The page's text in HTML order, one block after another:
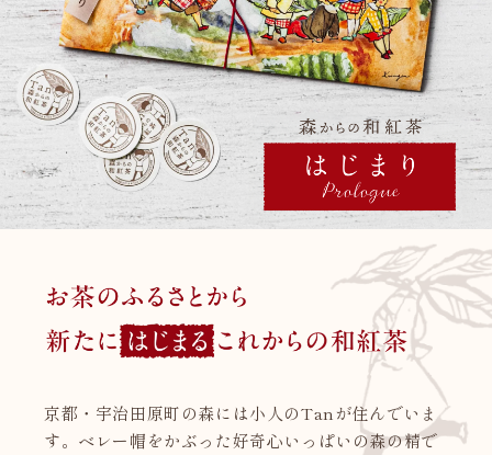
京都・宇治田原町の森には小人のTanが住んでいま
す。ベレー帽をかぶった好奇心いっぱいの森の精で